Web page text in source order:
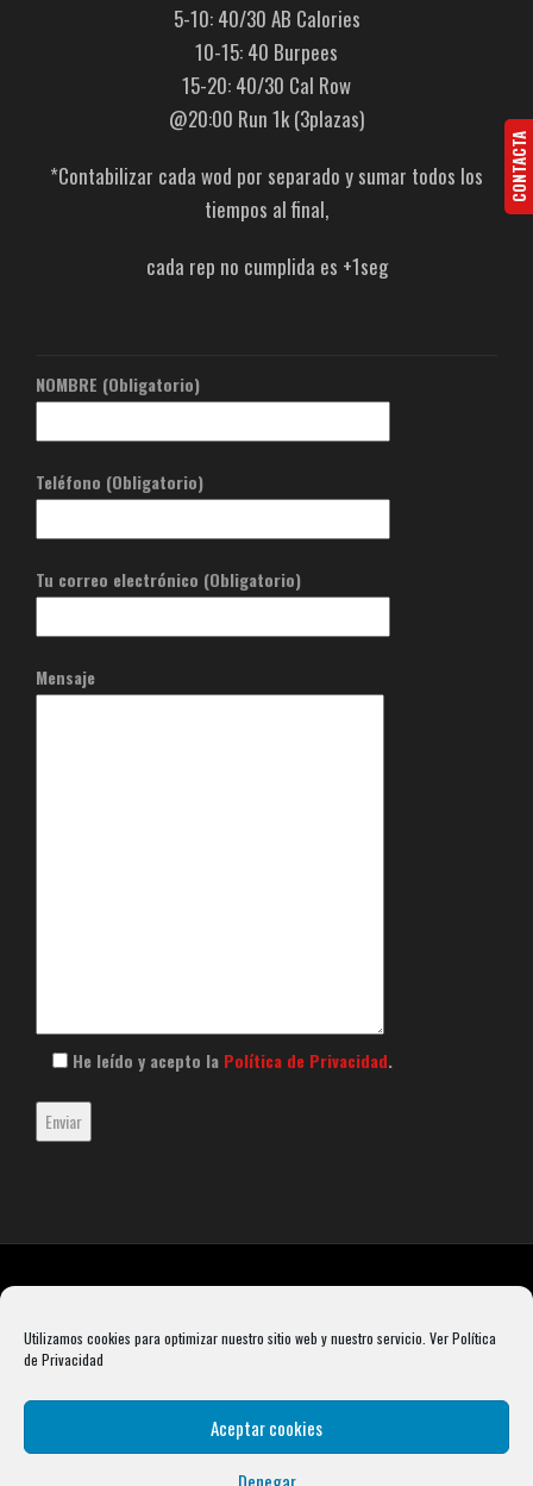
Utilizamos cookies para optimizar nuestro sitio web y nuestro servicio. Ver Política
de Privacidad
Aceptar cookies
Denegar
5-10: 40/30 AB Calories
10-15: 40 Burpees
15-20: 40/30 Cal Row
@20:00 Run 1k (3plazas)
*Contabilizar cada wod por separado y sumar todos los
tiempos al final,
cada rep no cumplida es +1seg
NOMBRE (Obligatorio)
Teléfono (Obligatorio)
Tu correo electrónico (Obligatorio)
Mensaje
He leído y acepto la Política de Privacidad.
Rebel Barbell S.L. B66099904 Pasaje Rustullet 18, 08041 (Barcelona)
CONTACTA